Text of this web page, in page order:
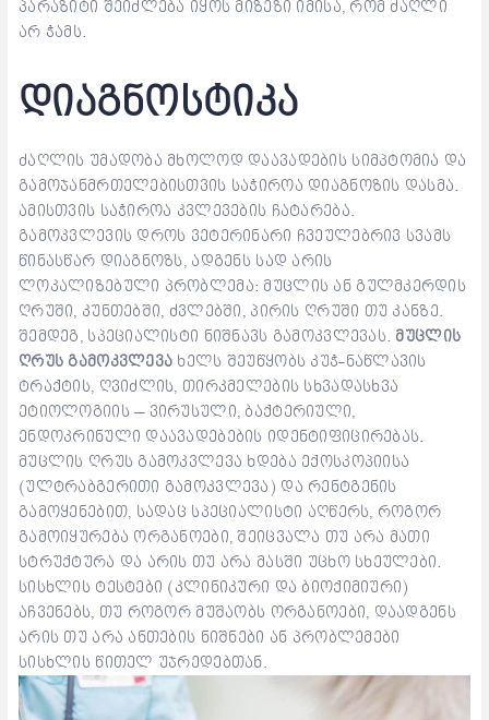
პარაზიტი შეიძლება იყოს მიზეზი იმისა, რომ ძაღლი
არ ჭამს.
დიაგნოსტიკა
ძაღლის უმადობა მხოლოდ დაავადების სიმპტომია და
გამოჯანმრთელებისთვის საჭიროა დიაგნოზის დასმა.
ამისთვის საჭიროა კვლევების ჩატარება.
გამოკვლევის დროს ვეტერინარი ჩვეულებრივ სვამს
წინასწარ დიაგნოზს, ადგენს სად არის
ლოკალიზებული პრობლემა: მუცლის ან გულმკერდის
ღრუში, კუნთებში, ძვლებში, პირის ღრუში თუ კანზე.
შემდეგ, სპეციალისტი ნიშნავს გამოკვლევას. მუცლის
ღრუს გამოკვლევა ხელს შეუწყობს კუჭ-ნაწლავის
ტრაქტის, ღვიძლის, თირკმელების სხვადასხვა
ეტიოლოგიის – ვირუსული, ბაქტერიული,
ენდოკრინული დაავადებების იდენტიფიცირებას.
მუცლის ღრუს გამოკვლევა ხდება ექოსკოპიისა
(ულტრაბგერითი გამოკვლევა) და რენტგენის
გამოყენებით, სადაც სპეციალისტი აღწერს, როგორ
გამოიყურება ორგანოები, შეიცვალა თუ არა მათი
სტრუქტურა და არის თუ არა მასში უცხო სხეულები.
სისხლის ტესტები (კლინიკური და ბიოქიმიური)
აჩვენებს, თუ როგორ მუშაობს ორგანოები, დაადგენს
არის თუ არა ანთების ნიშნები ან პრობლემები
სისხლის წითელ უჯრედებთან.